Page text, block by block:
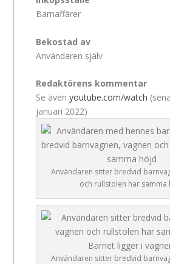
Barnaffärer
Bekostad av
Användaren själv
Redaktörens kommentar
Se ävenyoutube.com/watch
januari 2022)
Användaren sitter bredvid
och rullstolen har samma
Användaren sitter bredvid